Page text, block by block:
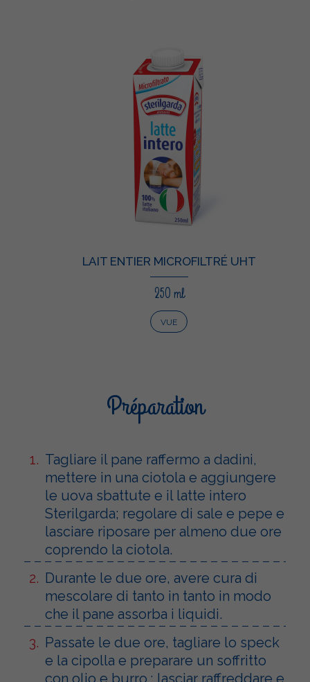
LAIT ENTIER MICROFILTRÉ UHT
250 ml
VUE
Préparation
Tagliare il pane raffermo a dadini,
mettere in una ciotola e aggiungere
le uova sbattute e il latte intero
Sterilgarda; regolare di sale e pepe e
lasciare riposare per almeno due ore
coprendo la ciotola.
Durante le due ore, avere cura di
mescolare di tanto in tanto in modo
che il pane assorba i liquidi.
Passate le due ore, tagliare lo speck
e la cipolla e preparare un soffritto
con olio e burro.; lasciar raffreddare e